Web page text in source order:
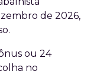
de 2026,
ou 24
no